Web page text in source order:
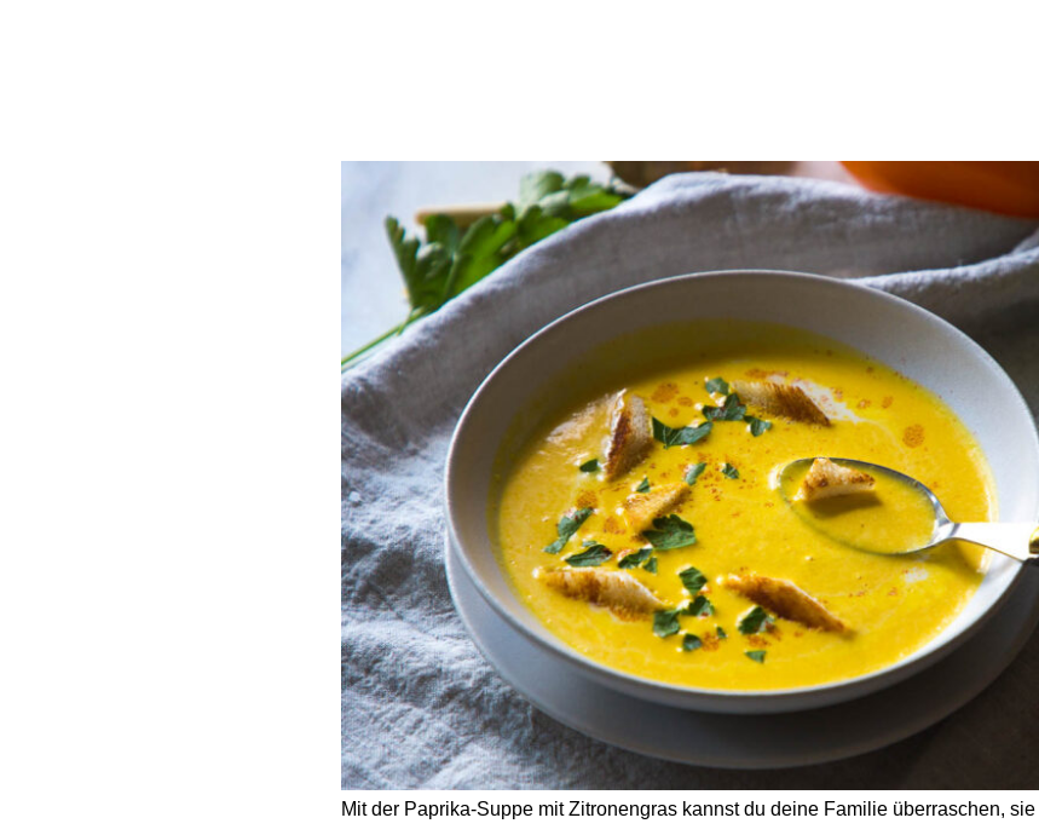
Mit der Paprika-Suppe mit Zitronengras kannst du deine Familie überraschen,